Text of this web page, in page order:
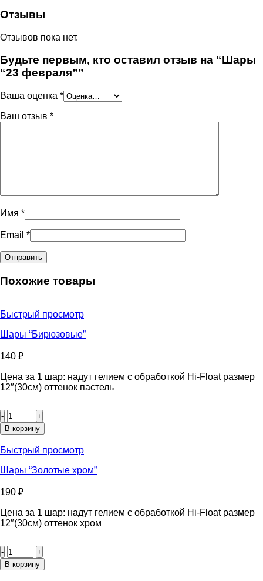
Отзывы
Отзывов пока нет.
Будьте первым, кто оставил отзыв на “Шары
“23 февраля””
Ваша оценка *
Ваш отзыв *
Имя *
Email *
Похожие товары
Быстрый просмотр
Шары “Бирюзовые”
140 ₽
Цена за 1 шар: надут гелием с обработкой Hi-Float размер
12″(30см) оттенок пастель
товара
Шары
В корзину
Быстрый просмотр
Шары “Золотые хром”
190 ₽
Цена за 1 шар: надут гелием с обработкой Hi-Float размер
12″(30см) оттенок хром
товара
Шары
В корзину